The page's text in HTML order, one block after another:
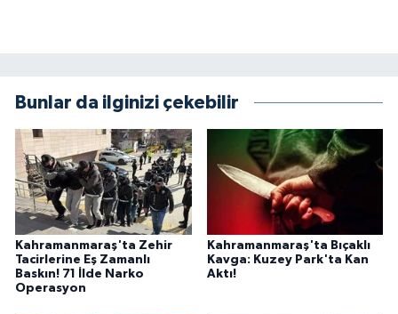
Bunlar da ilginizi çekebilir
Kahramanmaraş'ta Zehir
Tacirlerine Eş Zamanlı
Baskın! 71 İlde Narko
Operasyon
Kahramanmaraş'ta Bıçaklı
Kavga: Kuzey Park'ta Kan
Aktı!
KİTAP
HEDEF2020
OTOMOBİL